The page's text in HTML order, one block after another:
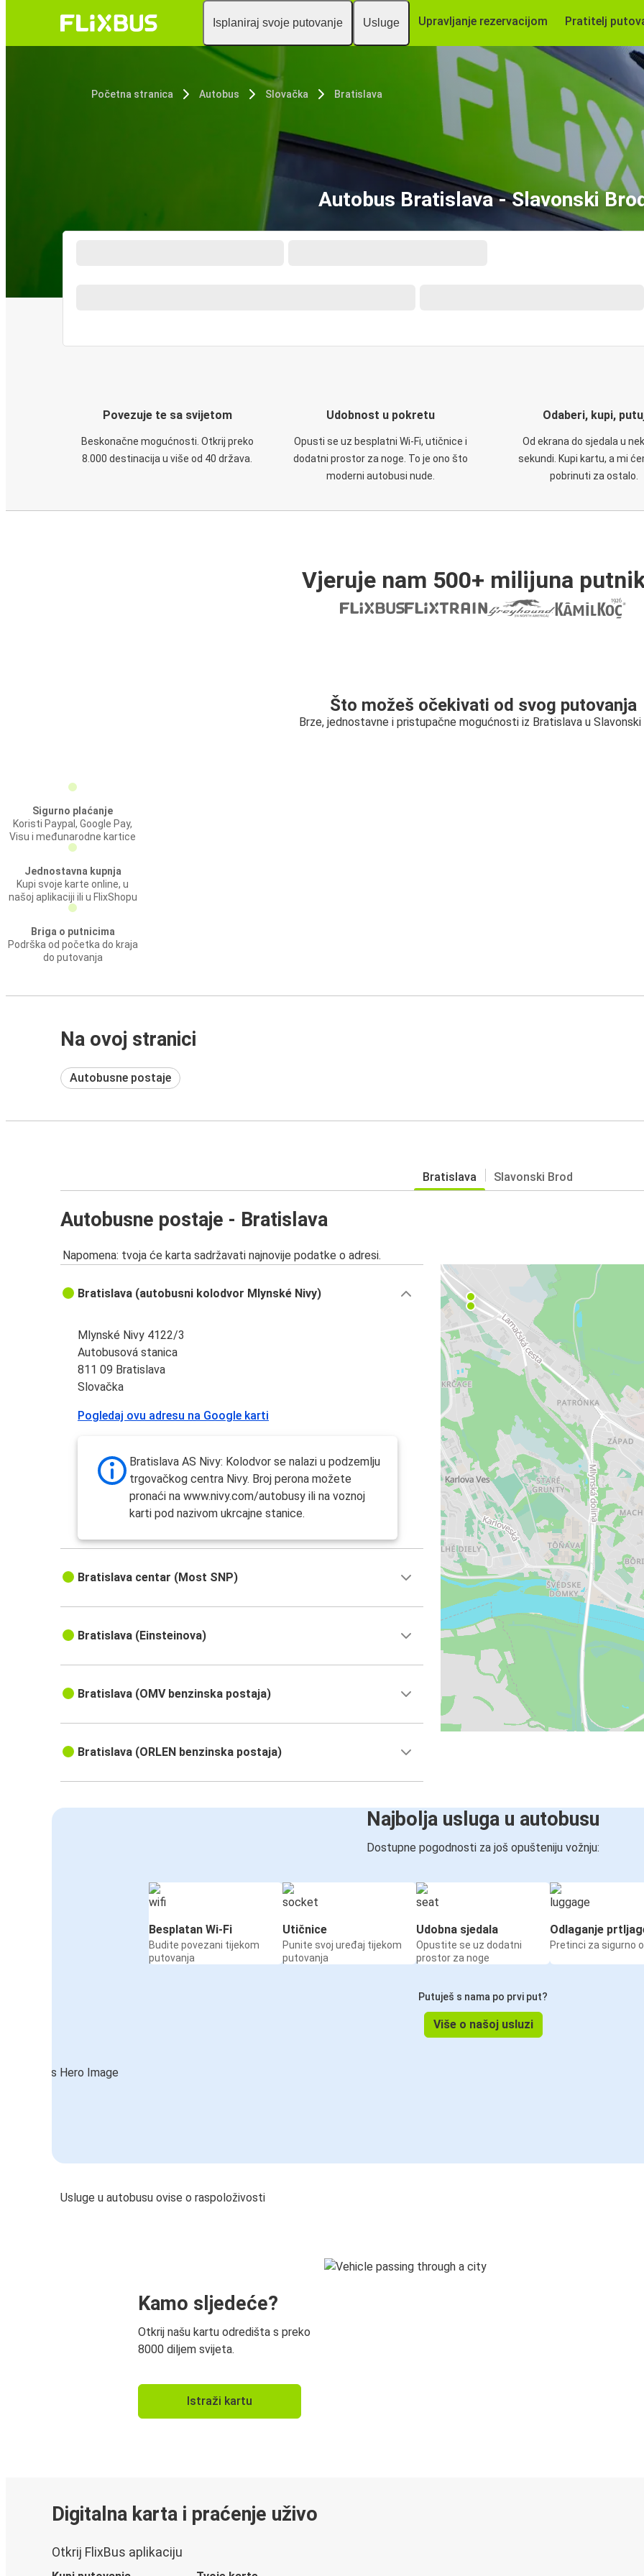
Isplaniraj svoje putovanje Usluge Upravljanje rezervacijom Pratitelj
Početna stranica Autobus Slovačka Bratislava
Autobus Bratislava - Slavonski
Povezuje te sa svijetom
Beskonačne mogućnosti. Otkrij preko
8.000 destinacija u više od 40 država.
Udobnost u pokretu
Opusti se uz besplatni Wi-Fi, utičnice i
dodatni prostor za noge. To je ono što
moderni autobusi nude.
Odaberi, kupi,
Od ekrana do sjedala u
sekundi. Kupi kartu, a mi
pobrinuti za ostalo.
Vjeruje nam 500+ milijuna
Što možeš očekivati od svog putovanja
Brze, jednostavne i pristupačne mogućnosti iz Bratislava u Slavonski
Sigurno plaćanje
Koristi Paypal, Google Pay,
Visu i međunarodne kartice
Jednostavna kupnja
Kupi svoje karte online, u
našoj aplikaciji ili u FlixShopu
Briga o putnicima
Podrška od početka do kraja
do putovanja
Na ovoj stranici
Autobusne postaje
Bratislava Slavonski Brod
Autobusne postaje - Bratislava
Napomena: tvoja će karta sadržavati najnovije podatke o adresi.
Bratislava (autobusni kolodvor Mlynské Nivy)
Mlynské Nivy 4122/3
Autobusová stanica
811 09 Bratislava
Slovačka
Pogledaj ovu adresu na Google karti
Bratislava AS Nivy: Kolodvor se nalazi u podzemlju
trgovačkog centra Nivy. Broj perona možete
pronaći na www.nivy.com/autobusy ili na voznoj
karti pod nazivom ukrcajne stanice.
Bratislava centar (Most SNP)
Bratislava (Einsteinova)
Bratislava (OMV benzinska postaja)
Bratislava (ORLEN benzinska postaja)
Najbolja usluga u autobusu
Dostupne pogodnosti za još opušteniju vožnju:
Besplatan Wi-Fi
Budite povezani tijekom
putovanja
Utičnice
Punite svoj uređaj tijekom
putovanja
Udobna sjedala
Opustite se uz dodatni
prostor za noge
Odlaganje
Pretinci za sigurno
Putuješ s nama po prvi put?
Više o našoj usluzi
Usluge u autobusu ovise o raspoloživosti
Kamo sljedeće?
Otkrij našu kartu odredišta s preko
8000 diljem svijeta.
Istraži kartu
Digitalna karta i praćenje uživo
Otkrij FlixBus aplikaciju